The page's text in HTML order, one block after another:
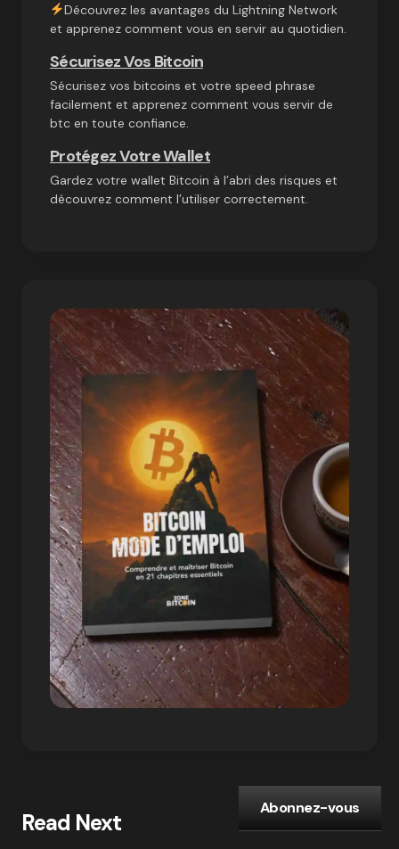
Découvrez les avantages du Lightning Network
et apprenez comment vous en servir au quotidien.
Sécurisez Vos Bitcoin
Sécurisez vos bitcoins et votre speed phrase
facilement et apprenez comment vous servir de
btc en toute confiance.
Protégez Votre Wallet
Gardez votre wallet Bitcoin à l’abri des risques et
découvrez comment l’utiliser correctement.
Read Next
Abonnez-vous